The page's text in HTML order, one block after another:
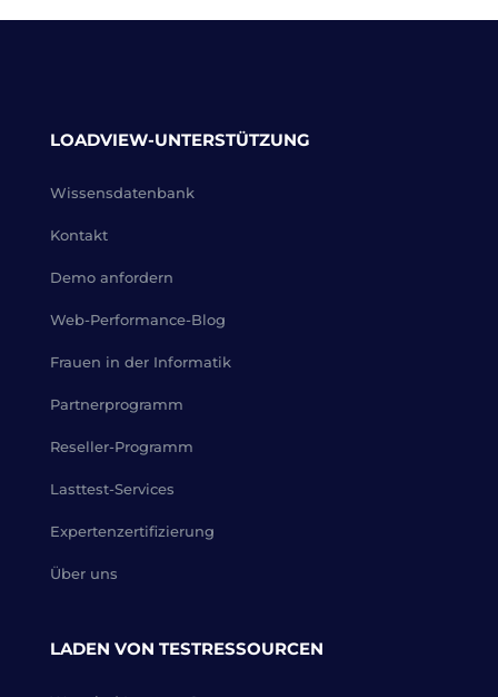
LOADVIEW-UNTERSTÜTZUNG
Wissensdatenbank
Kontakt
Demo anfordern
Web-Performance-Blog
Frauen in der Informatik
Partnerprogramm
Reseller-Programm
Lasttest-Services
Expertenzertifizierung
Über uns
LADEN VON TESTRESSOURCEN